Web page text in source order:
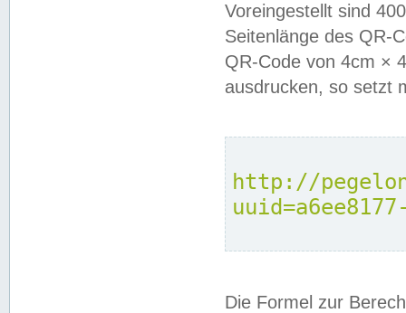
Voreingestellt sind
Seitenlänge des QR-
QR-Code von 4cm ×
ausdrucken, so setzt
http://
Die Formel zur